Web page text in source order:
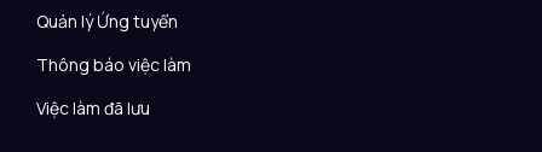
Quản lý Ứng tuyển
Thông báo việc làm
Việc làm đã lưu